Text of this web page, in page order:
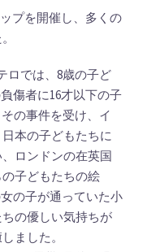
プを開催し、多くの
ロでは、8歳の子ど
傷者に16才以下の子
の事件を受け、イ
本の子どもたちに
ロンドンの在英国
子どもたちの絵
の子が通っていた小
の優しい気持ちが
ました。